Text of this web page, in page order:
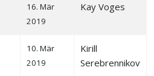
16. Mär
2019
Kay Voges
10. Mär
2019
Kirill
Serebrennikov